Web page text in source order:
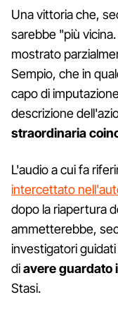
Una vittoria che,
sarebbe "più
mostrato
Sempio, che in
capo di
descrizione
straordinaria
L'audio a cui fa
intercettato
dopo la riapertura
ammetterebbe,
investigatori
diavere guardato
Stasi.